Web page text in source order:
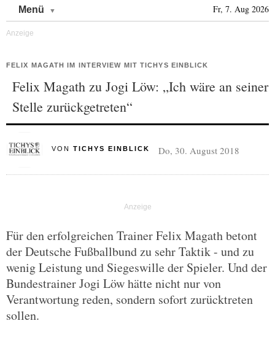
Menü Fr, 7. Aug 2026
FELIX MAGATH IM INTERVIEW MIT TICHYS EINBLICK
Felix Magath zu Jogi Löw: „Ich wäre an seiner
Stelle zurückgetreten“
VON TICHYS EINBLICK Do, 30. August 2018
Für den erfolgreichen Trainer Felix Magath betont
der Deutsche Fußballbund zu sehr Taktik - und zu
wenig Leistung und Siegeswille der Spieler. Und der
Bundestrainer Jogi Löw hätte nicht nur von
Verantwortung reden, sondern sofort zurücktreten
sollen.